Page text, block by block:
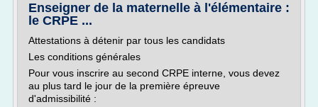
Enseigner de la maternelle à l'élémentaire :
le CRPE ...
Attestations à détenir par tous les candidats
Les conditions générales
Pour vous inscrire au second CRPE interne, vous devez
au plus tard le jour de la première épreuve
d'admissibilité :